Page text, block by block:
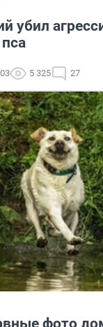
убил
5 325 27